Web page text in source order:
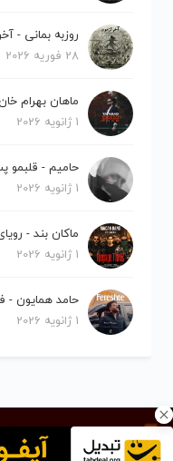
روزبه بمانی -
28 فوریه 2026
ماهان بهرام
1 ژانویه 2026
حامیم - قلبمو
1 ژانویه 2026
ماکان بند -
1 ژانویه 2026
حامد همایون -
1 ژانویه 2026
کلیه حقوق برای